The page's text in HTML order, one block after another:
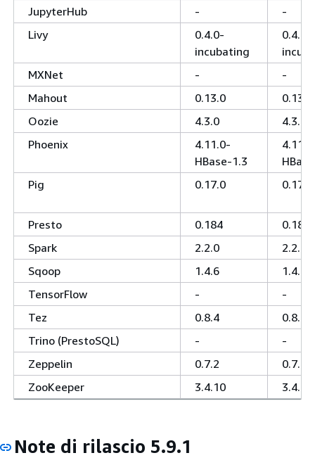
JupyterHub
-
-
Livy
0.4.0-
incubating
0.4.0-
MXNet
-
-
Mahout
0.13.0
0.13.0
Oozie
4.3.0
4.3.0
Phoenix
4.11.0-
HBase-1.3
Pig
0.17.0 0.17.0
Presto 0.184
0.184
Spark
2.2.0
2.2.0
Sqoop
1.4.6
1.4.6
TensorFlow
-
-
Tez
0.8.4
0.8.4
Trino (PrestoSQL)
-
-
Zeppelin
0.7.2
0.7.2
ZooKeeper
3.4.10 3.4.10
Note di rilascio 5.9.1